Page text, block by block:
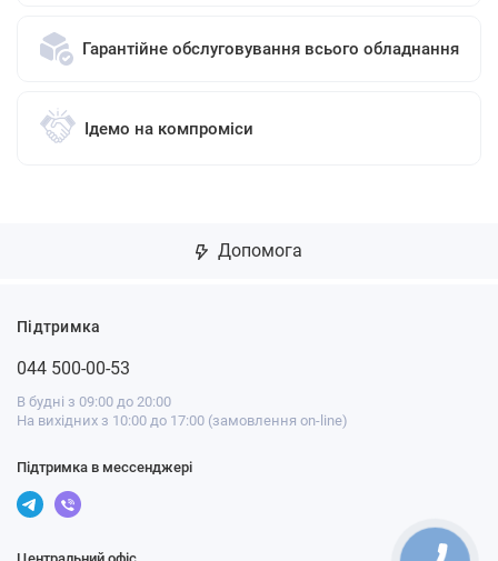
Гарантійне обслуговування всього обладнання
Ідемо на компроміси
Допомога
Підтримка
044 500-00-53
В будні з 09:00 до 20:00
На вихідних з 10:00 до 17:00 (замовлення on-line)
Підтримка в мессенджері